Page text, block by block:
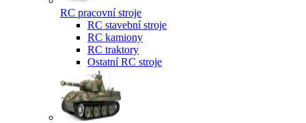
RC pracovní stroje
RC stavební stroje
RC kamiony
RC traktory
Ostatní RC stroje